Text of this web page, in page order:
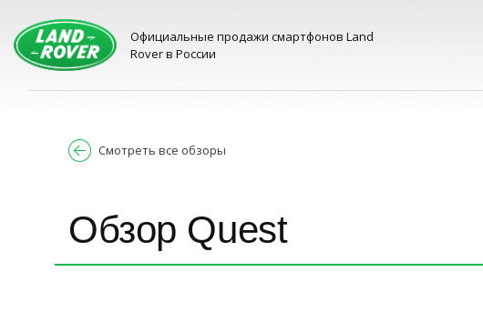
Официальные продажи смартфонов Land
Rover в России
Смотреть все обзоры
Обзор Quest